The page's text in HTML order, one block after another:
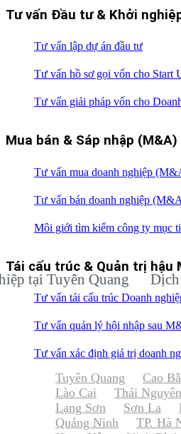
Tư vấn Đầu tư & Khởi
Tư vấn lập dự án đầu tư
Tư vấn hồ sơ gọi vốn cho Start
Tư vấn giải pháp vốn cho
Mua bán & Sáp nhập (M&A)
Tư vấn mua doanh nghiệp
Tư vấn bán doanh nghiệp
Môi giới tìm kiếm công ty mục
Tái cấu trúc & Quản trị hậu
Tư vấn tái cấu trúc Doanh
Tư vấn quản lý hội nhập sau
Tư vấn xác định giá trị doanh
Tuyên Quang Dịch vụ tư
Tuyên Quang Cao
Lào Cai
Thái Nguyên
Lạng Sơn
Sơn La
Quảng Ninh
TP. Hà